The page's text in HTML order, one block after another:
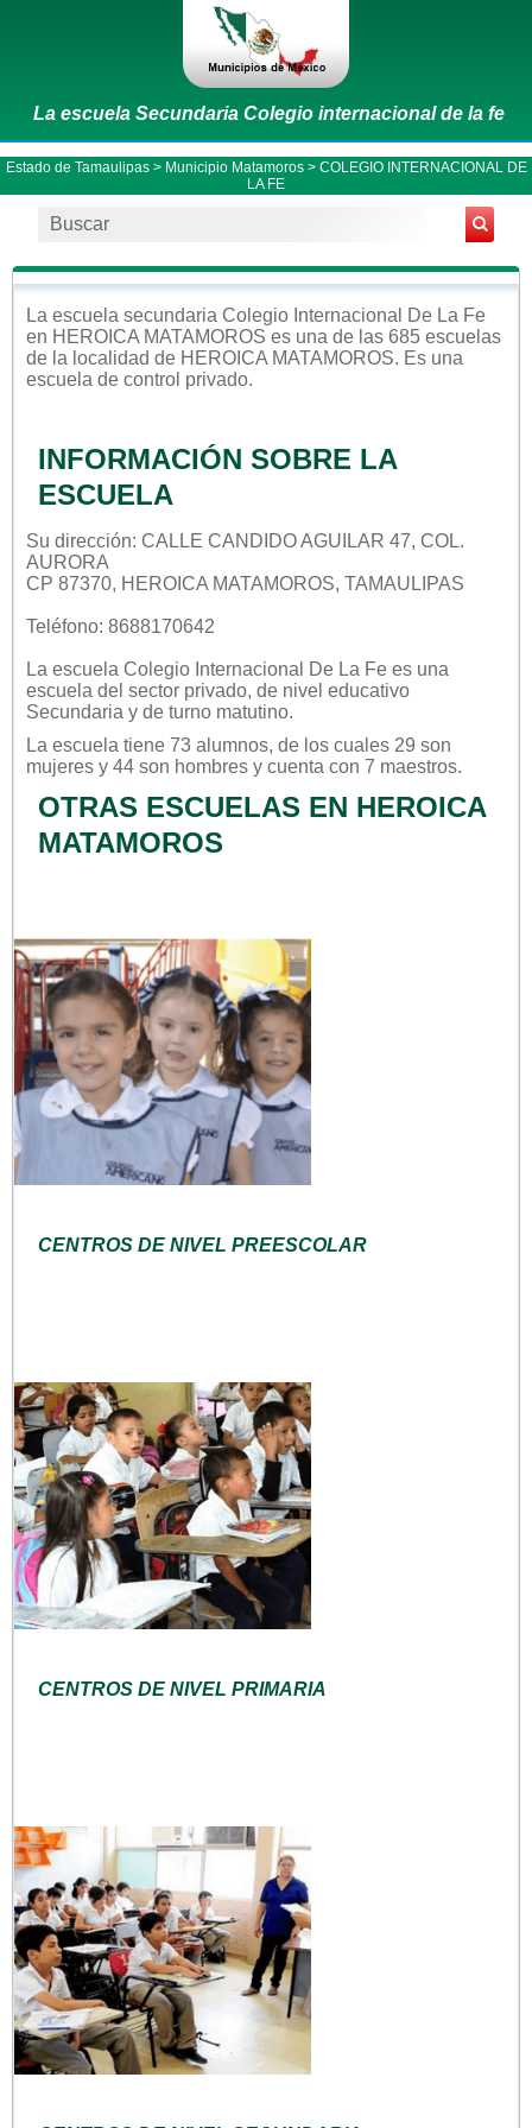
La escuela Secundaria Colegio internacional de la fe
Estado de Tamaulipas> Municipio Matamoros> COLEGIO INTERNACIONAL DE
LA FE
La escuela secundaria Colegio Internacional De La Fe
en HEROICA MATAMOROS es una de las 685 escuelas
de la localidad de HEROICA MATAMOROS. Es una
escuela de control privado.
INFORMACIÓN SOBRE LA
ESCUELA
Su dirección: CALLE CANDIDO AGUILAR 47, COL.
AURORA
CP 87370, HEROICA MATAMOROS, TAMAULIPAS
Teléfono: 8688170642
La escuela Colegio Internacional De La Fe es una
escuela del sector privado, de nivel educativo
Secundaria y de turno matutino.
La escuela tiene 73 alumnos, de los cuales 29 son
mujeres y 44 son hombres y cuenta con 7 maestros.
OTRAS ESCUELAS EN HEROICA
MATAMOROS
CENTROS DE NIVEL PREESCOLAR
CENTROS DE NIVEL PRIMARIA